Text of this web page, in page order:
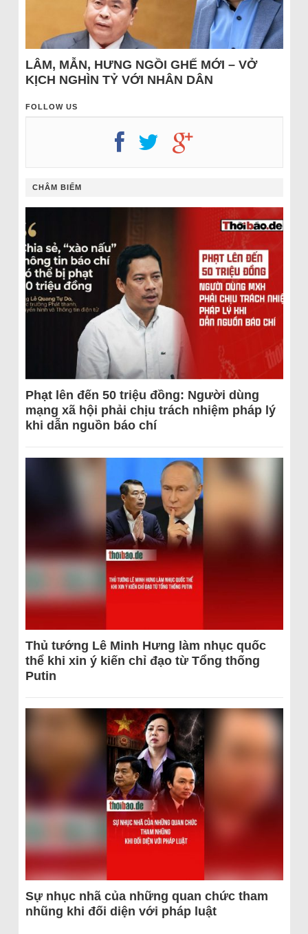
LÂM, MẪN, HƯNG NGỒI GHẾ MỚI – VỞ
KỊCH NGHÌN TỶ VỚI NHÂN DÂN
FOLLOW US
CHÂM BIẾM
Phạt lên đến 50 triệu đồng: Người dùng
mạng xã hội phải chịu trách nhiệm pháp lý
khi dẫn nguồn báo chí
Thủ tướng Lê Minh Hưng làm nhục quốc
thể khi xin ý kiến chỉ đạo từ Tổng thống
Putin
Sự nhục nhã của những quan chức tham
nhũng khi đối diện với pháp luật